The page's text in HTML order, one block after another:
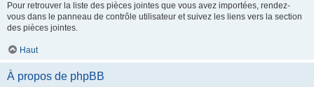
Pour retrouver la liste des pièces jointes que vous avez importées, rendez-
vous dans le panneau de contrôle utilisateur et suivez les liens vers la section
des pièces jointes.
Haut
À propos de phpBB